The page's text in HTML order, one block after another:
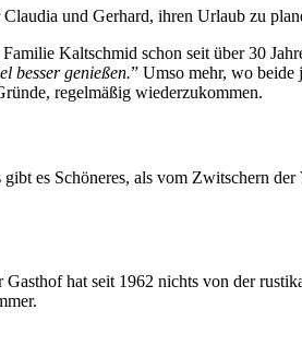
und Gerhard, ihren Urlaub zu
Kaltschmid schon seit über 30
besser genießen.” Umso mehr, wo beide
regelmäßig wiederzukommen.
es Schöneres, als vom Zwitschern
hat seit 1962 nichts von der